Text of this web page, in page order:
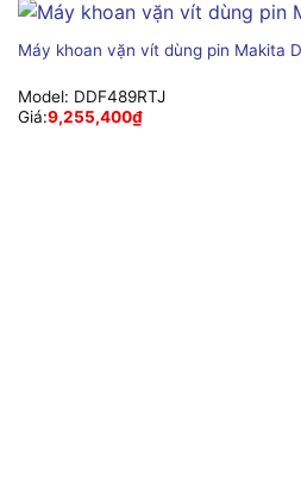
Máy khoan vặn vít dùng pin Makita
Model: DDF489RTJ
Giá:9,255,400₫